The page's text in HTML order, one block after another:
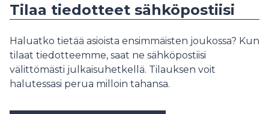
Tilaa tiedotteet sähköpostiisi
Haluatko tietää asioista ensimmäisten joukossa? Kun
tilaat tiedotteemme, saat ne sähköpostiisi
välittömästi julkaisuhetkellä. Tilauksen voit
halutessasi perua milloin tahansa.